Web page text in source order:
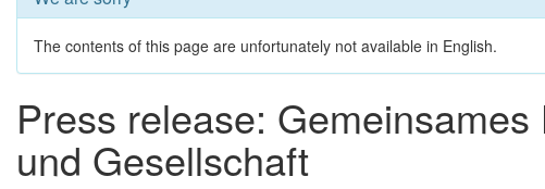
The contents of this page are unfortunately not available in English.
Press release:
und Gesellschaft